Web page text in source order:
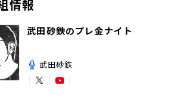
情報
武田砂鉄のプレ金ナイト
武田砂鉄